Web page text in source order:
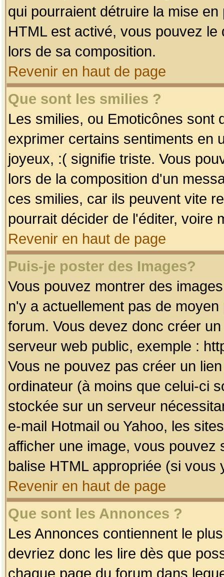
qui pourraient détruire la mise
HTML est activé, vous pouvez
lors de sa composition.
Revenir en haut de page
Que sont les smilies ?
Les smilies, ou Emoticônes sont
exprimer certains sentiments en
joyeux, :( signifie triste. Vous
lors de la composition d'un
ces smilies, car ils peuvent vite
pourrait décider de l'éditer, voire
Revenir en haut de page
Puis-je poster des Images?
Vous pouvez montrer des
n'y a actuellement pas de
forum. Vous devez donc créer
serveur web public, exemple :
Vous ne pouvez pas créer un
ordinateur (à moins que celui-ci
stockée sur un serveur
e-mail Hotmail ou Yahoo, les
afficher une image, vous pouvez
balise HTML appropriée (si vous
Revenir en haut de page
Que sont les Annonces ?
Les Annonces contiennent le
devriez donc les lire dès que
chaque page du forum dans